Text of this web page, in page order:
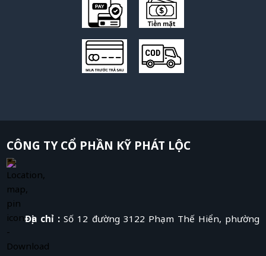
CÔNG TY CỔ PHẦN KỸ PHÁT LỘC
Địa chỉ : Số 12 đường 3122 Phạm Thế Hiển, phường